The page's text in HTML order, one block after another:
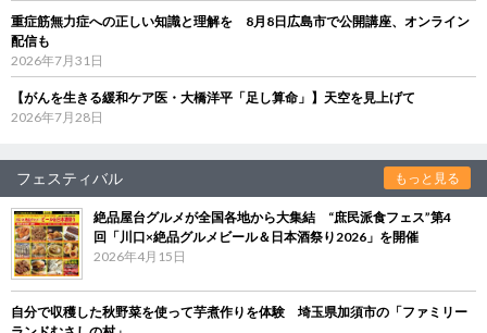
重症筋無力症への正しい知識と理解を 8月8日広島市で公開講座、オンライン
配信も
2026年7月31日
【がんを生きる緩和ケア医・大橋洋平「足し算命」】天空を見上げて
2026年7月28日
フェスティバル もっと見る
絶品屋台グルメが全国各地から大集結 “庶民派食フェス”第4
回「川口×絶品グルメビール＆日本酒祭り2026」を開催
2026年4月15日
自分で収穫した秋野菜を使って芋煮作りを体験 埼玉県加須市の「ファミリー